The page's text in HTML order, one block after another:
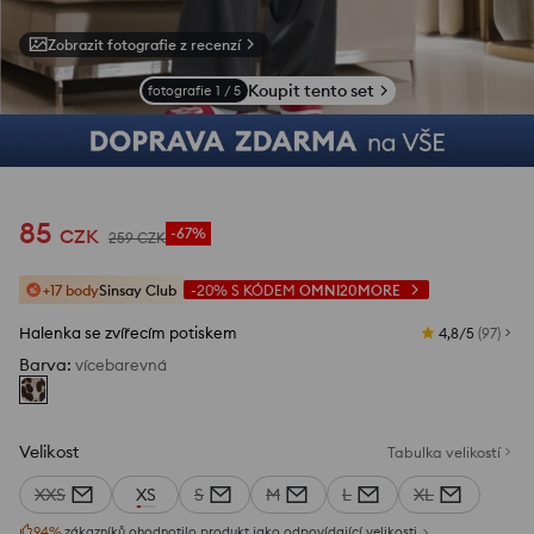
Zobrazit fotografie z recenzí
fotografie 1 / 5 Koupit tento set
85 CZK 259 CZK -67%
+17 bodySinsay Club -20% S KÓDEM OMNI20MORE
Halenka se zvířecím potiskem 4,8/5 (97)
Barva: vícebarevná
Velikost Tabulka velikostí
XXS XS S M L XL